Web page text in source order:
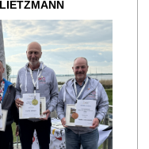
LIETZMANN